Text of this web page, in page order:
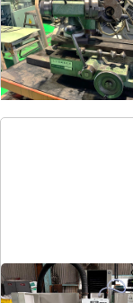
メーカー 飯田
形 式YG-200F
年 式-
平面研削盤